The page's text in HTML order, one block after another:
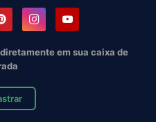
em sua caixa de